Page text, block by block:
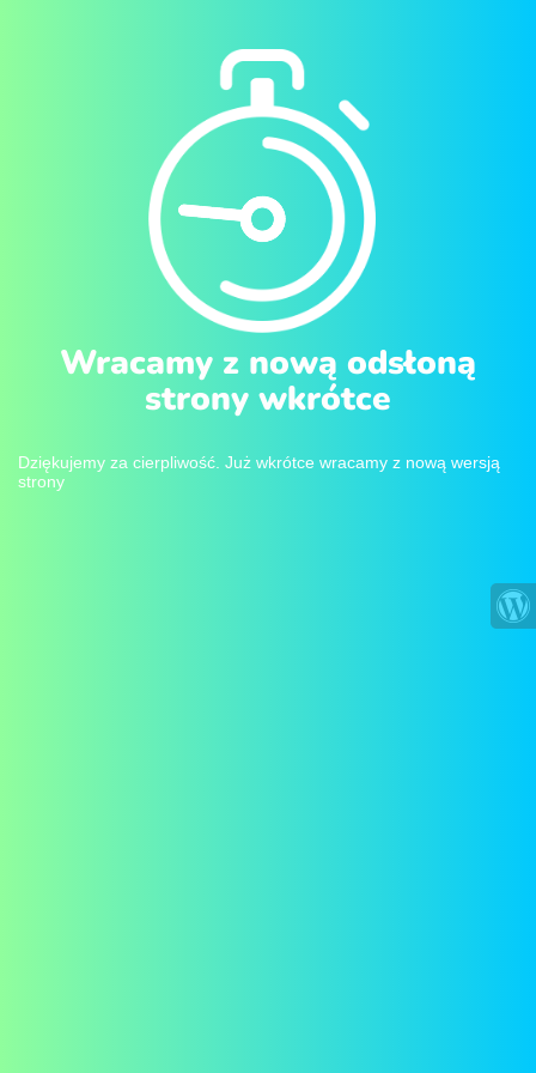
Wracamy z nową odsłoną
strony wkrótce
Dziękujemy za cierpliwość. Już wkrótce wracamy z nową wersją
strony